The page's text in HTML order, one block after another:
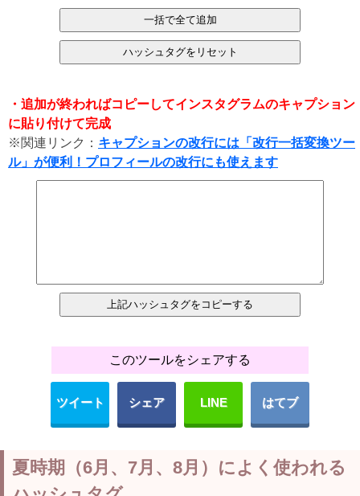
・追加が終わればコピーしてインスタグラムのキャプション
に貼り付けて完成
※関連リンク： キャプションの改行には「改行一括変換ツー
ル」が便利！プロフィールの改行にも使えます
このツールをシェアする
ツイート シェア LINE はてブ
夏時期（6月、7月、8月）によく使われる